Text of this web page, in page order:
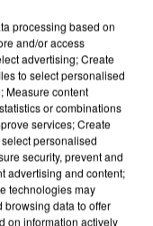
processing based on
and/or access
advertising; Create
to select personalised
Measure content
or combinations
services; Create
personalised
security, prevent and
advertising and content;
technologies may
browsing data to offer
on information actively